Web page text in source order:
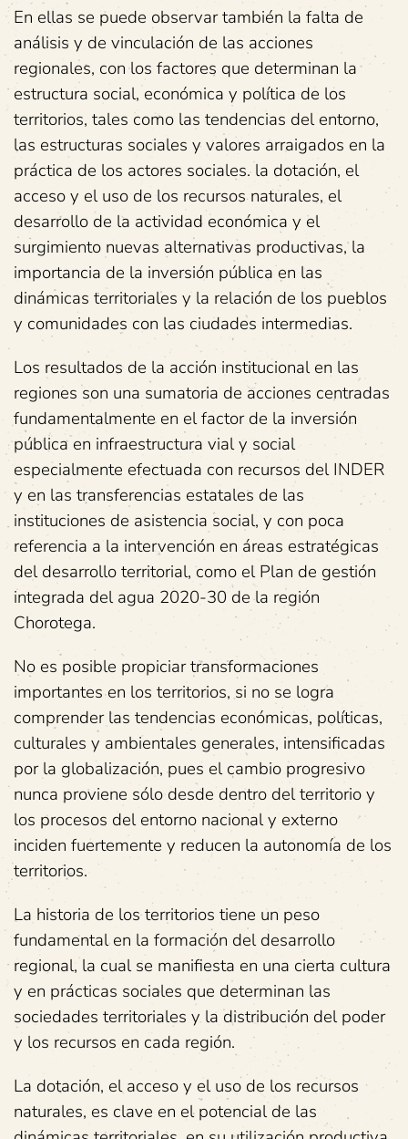
En ellas se puede observar también la falta de
análisis y de vinculación de las acciones
regionales, con los factores que determinan la
estructura social, económica y política de los
territorios, tales como las tendencias del entorno,
las estructuras sociales y valores arraigados en la
práctica de los actores sociales. la dotación, el
acceso y el uso de los recursos naturales, el
desarrollo de la actividad económica y el
surgimiento nuevas alternativas productivas, la
importancia de la inversión pública en las
dinámicas territoriales y la relación de los pueblos
y comunidades con las ciudades intermedias.
Los resultados de la acción institucional en las
regiones son una sumatoria de acciones centradas
fundamentalmente en el factor de la inversión
pública en infraestructura vial y social
especialmente efectuada con recursos del INDER
y en las transferencias estatales de las
instituciones de asistencia social, y con poca
referencia a la intervención en áreas estratégicas
del desarrollo territorial, como el Plan de gestión
integrada del agua 2020-30 de la región
Chorotega.
No es posible propiciar transformaciones
importantes en los territorios, si no se logra
comprender las tendencias económicas, políticas,
culturales y ambientales generales, intensificadas
por la globalización, pues el cambio progresivo
nunca proviene sólo desde dentro del territorio y
los procesos del entorno nacional y externo
inciden fuertemente y reducen la autonomía de los
territorios.
La historia de los territorios tiene un peso
fundamental en la formación del desarrollo
regional, la cual se manifiesta en una cierta cultura
y en prácticas sociales que determinan las
sociedades territoriales y la distribución del poder
y los recursos en cada región.
La dotación, el acceso y el uso de los recursos
naturales, es clave en el potencial de las